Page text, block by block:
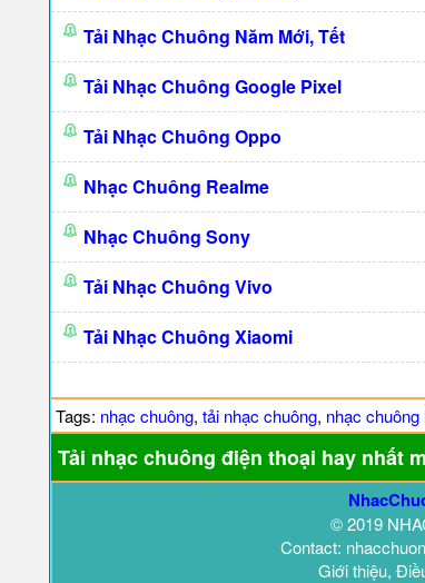
Tải Nhạc Chuông Năm Mới, Tết
Tải Nhạc Chuông Google Pixel
Tải Nhạc Chuông Oppo
Nhạc Chuông Realme
Nhạc Chuông Sony
Tải Nhạc Chuông Vivo
Tải Nhạc Chuông Xiaomi
Tags: nhạc chuông, tải nhạc chuông, nhạc chuông
Tải nhạc chuông điện thoại hay nhất
© 2019
Contact:
Giới thiệu,